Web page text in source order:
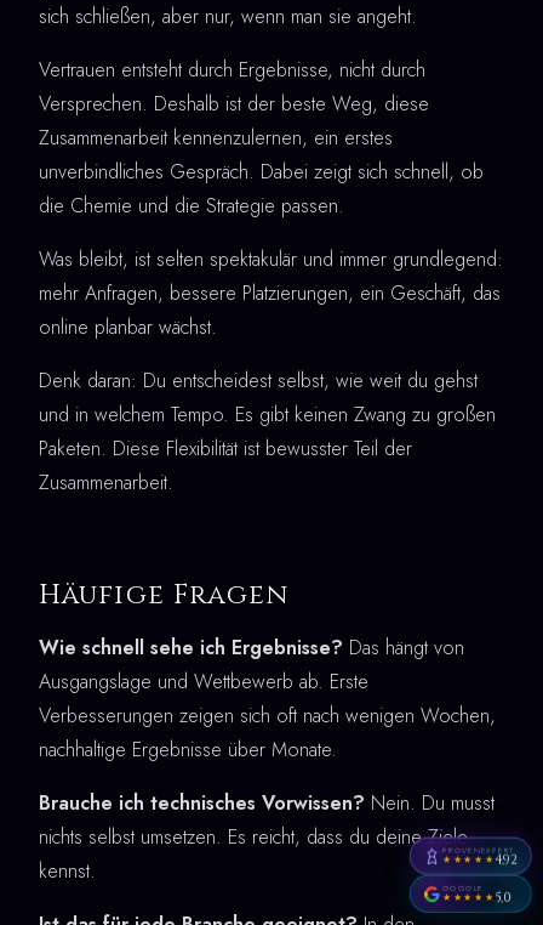
sich schließen, aber nur, wenn man sie angeht.
Vertrauen entsteht durch Ergebnisse, nicht durch
Versprechen. Deshalb ist der beste Weg, diese
Zusammenarbeit kennenzulernen, ein erstes
unverbindliches Gespräch. Dabei zeigt sich schnell, ob
die Chemie und die Strategie passen.
Was bleibt, ist selten spektakulär und immer grundlegend:
mehr Anfragen, bessere Platzierungen, ein Geschäft, das
online planbar wächst.
Denk daran: Du entscheidest selbst, wie weit du gehst
und in welchem Tempo. Es gibt keinen Zwang zu großen
Paketen. Diese Flexibilität ist bewusster Teil der
Zusammenarbeit.
Häufige Fragen
Wie schnell sehe ich Ergebnisse? Das hängt von
Ausgangslage und Wettbewerb ab. Erste
Verbesserungen zeigen sich oft nach wenigen Wochen,
nachhaltige Ergebnisse über Monate.
Brauche ich technisches Vorwissen? Nein. Du musst
nichts selbst umsetzen. Es reicht, dass du deine Ziele
kennst.
PROVENEXPERT
★★★★★4,92
GOOGLE
★★★★★5,0